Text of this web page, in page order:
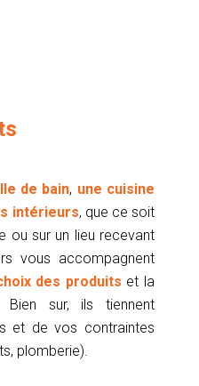
de bain, une cuisine
intérieurs, que ce soit
ou sur un lieu recevant
vous accompagnent
des produits et la
Bien sur, ils tiennent
et de vos contraintes
plomberie).